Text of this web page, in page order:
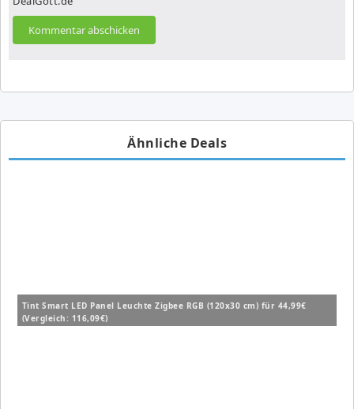
Ähnliche Deals
Tint Smart LED Panel Leuchte Zigbee RGB (120x30 cm) für 44,99€
(Vergleich: 116,09€)